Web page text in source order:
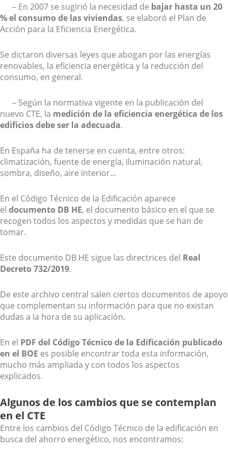
– En 2007 se sugirió la necesidad de bajar hasta un 20
% el consumo de las viviendas, se elaboró el Plan de
Acción para la Eficiencia Energética.
Se dictaron diversas leyes que abogan por las energías
renovables, la eficiencia energética y la reducción del
consumo, en general.
– Según la normativa vigente en la publicación del
nuevo CTE, la medición de la eficiencia energética de los
edificios debe ser la adecuada.
En España ha de tenerse en cuenta, entre otros:
climatización, fuente de energía, iluminación natural,
sombra, diseño, aire interior…
En el Código Técnico de la Edificación aparece
el documento DB HE, el documento básico en el que se
recogen todos los aspectos y medidas que se han de
tomar.
Este documento DB HE sigue las directrices del Real
Decreto 732/2019.
De este archivo central salen ciertos documentos de apoyo
que complementan su información para que no existan
dudas a la hora de su aplicación.
En el PDF del Código Técnico de la Edificación publicado
en el BOE es posible encontrar toda esta información,
mucho más ampliada y con todos los aspectos
explicados.
Algunos de los cambios que se contemplan
en el CTE
Entre los cambios del Código Técnico de la edificación en
busca del ahorro energético, nos encontramos: